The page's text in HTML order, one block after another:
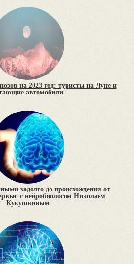
на 2023 год: туристы на Луне и
автомобили
задолго до происхождения от
с нейробиологом Николаем
Кукушкиным